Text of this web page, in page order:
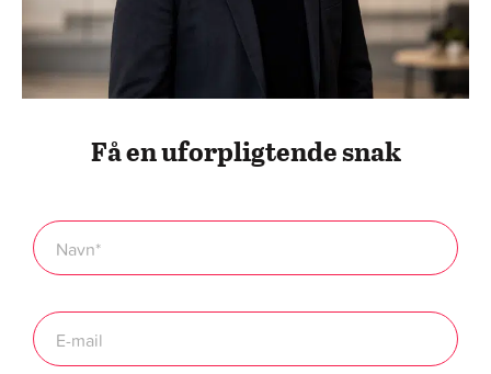
Få en uforpligtende snak